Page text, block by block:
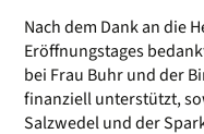
Nach dem Dank an die
Eröffnungstages
bei Frau Buhr und der
finanziell unterstützt,
Salzwedel und der